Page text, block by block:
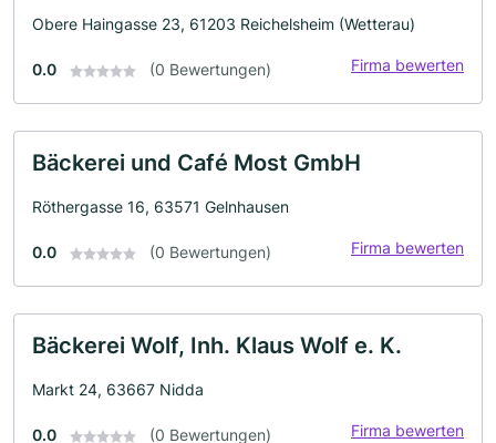
Obere Haingasse 23, 61203 Reichelsheim (Wetterau)
0.0 (0 Bewertungen) Firma bewerten
Bäckerei und Café Most GmbH
Röthergasse 16, 63571 Gelnhausen
0.0 (0 Bewertungen) Firma bewerten
Bäckerei Wolf, Inh. Klaus Wolf e. K.
Markt 24, 63667 Nidda
0.0 (0 Bewertungen) Firma bewerten